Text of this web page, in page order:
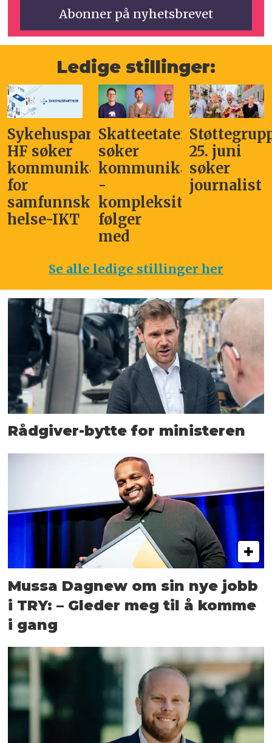
Ledige stillinger:
Sykehuspartner
HF søker
kommunikasjonssjef
for
samfunnskritisk
helse-IKT
Skatteetaten
søker
kommunikasjonsleder
-
kompleksitet
følger
med
25. juni
søker
journalist
Se alle ledige stillinger her
Rådgiver-bytte for ministeren
Mussa Dagnew om sin nye jobb
i TRY: – Gleder meg til å komme
i gang